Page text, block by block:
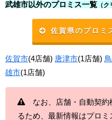
武雄市以外のプロミス一覧 （
佐賀県のプロミ
佐賀市(4店舗) 唐津市(1店舗)
雄市(1店舗)
なお、店舗・自動契約
るため、最新情報はプロ